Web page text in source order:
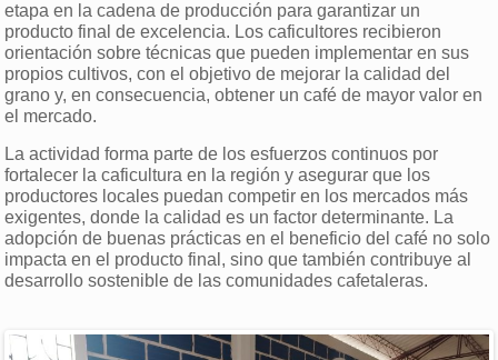
etapa en la cadena de producción para garantizar un
producto final de excelencia. Los caficultores recibieron
orientación sobre técnicas que pueden implementar en sus
propios cultivos, con el objetivo de mejorar la calidad del
grano y, en consecuencia, obtener un café de mayor valor en
el mercado.
La actividad forma parte de los esfuerzos continuos por
fortalecer la caficultura en la región y asegurar que los
productores locales puedan competir en los mercados más
exigentes, donde la calidad es un factor determinante. La
adopción de buenas prácticas en el beneficio del café no solo
impacta en el producto final, sino que también contribuye al
desarrollo sostenible de las comunidades cafetaleras.